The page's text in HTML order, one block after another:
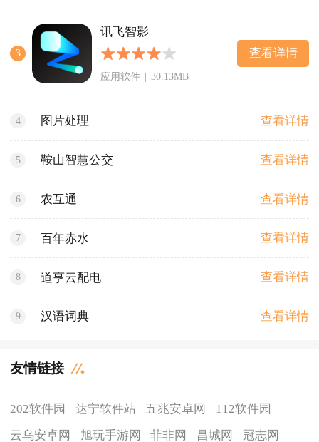
3
讯飞智影
应用软件 | 30.13MB
查看详情
4 图片处理 查看详情
5 鞍山智慧公交 查看详情
6 农互通 查看详情
7 百年赤水 查看详情
8 道亨云配电 查看详情
9 汉语词典 查看详情
友情链接
202软件园 达宁软件站 五兆安卓网
112软件园
云乌安卓网
旭玩手游网 菲非网 昌城网 冠志网